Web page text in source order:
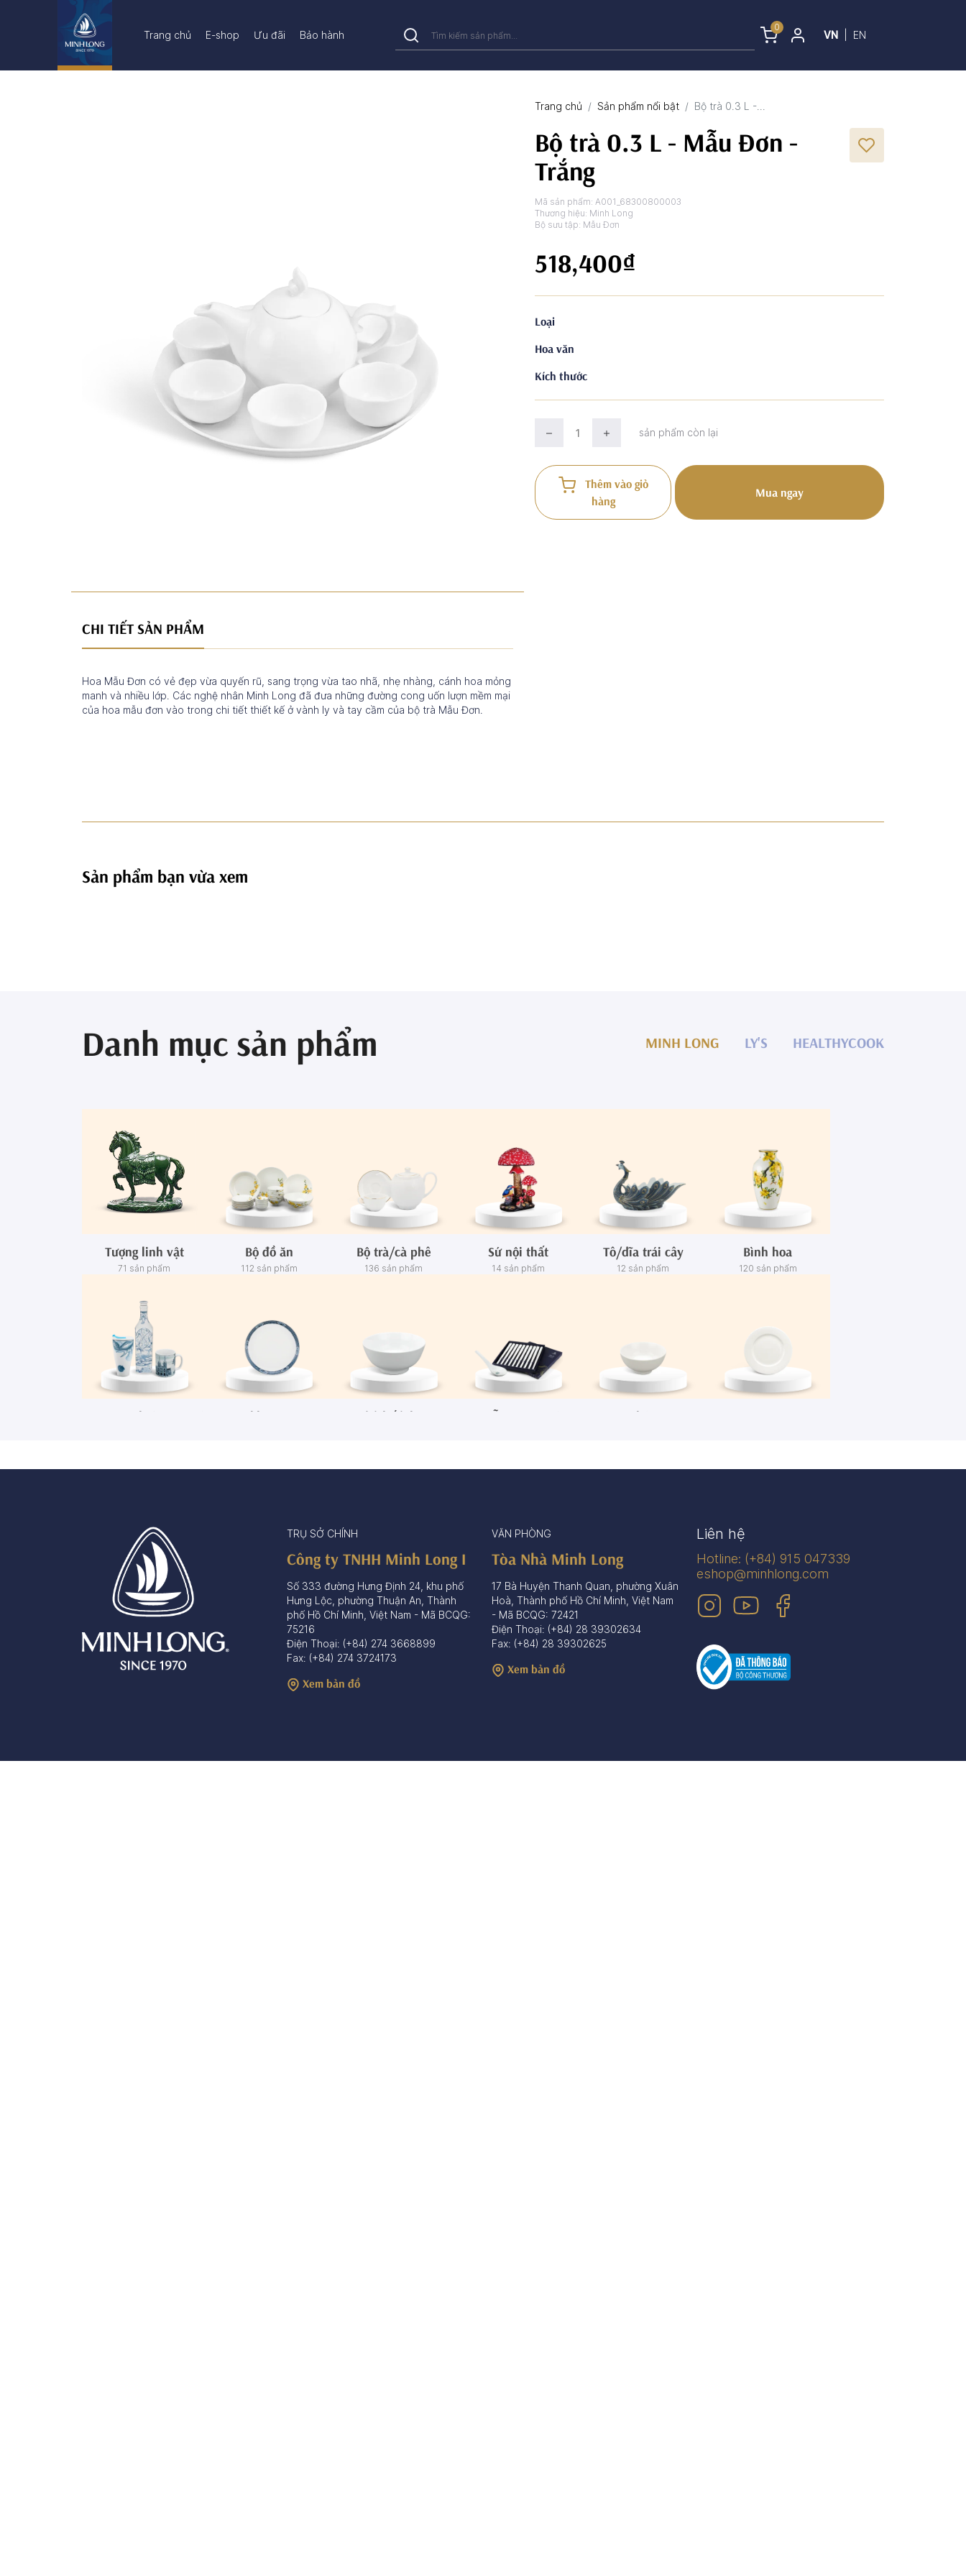
Trang chủ E-shop Ưu đãi Bảo hành
0
VN EN
Trang chủ Sản phẩm nổi bật Bộ trà 0.3 L -...
Bộ trà 0.3 L - Mẫu Đơn -
Trắng
Mã sản phẩm:A001_68300800003
Thương hiệu: Minh Long
Bộ sưu tập: Mẫu Đơn
518,400₫
Loại
Hoa văn
Kích thước
sản phẩm còn lại
Thêm vào giỏ
hàng
Mua ngay
CHI TIẾT SẢN PHẨM
Hoa Mẫu Đơn có vẻ đẹp vừa quyến rũ, sang trọng vừa tao nhã, nhẹ nhàng, cánh hoa mỏng
manh và nhiều lớp. Các nghệ nhân Minh Long đã đưa những đường cong uốn lượn mềm mại
của hoa mẫu đơn vào trong chi tiết thiết kế ở vành ly và tay cầm của bộ trà Mẫu Đơn.
Sản phẩm bạn vừa xem
Danh mục sản phẩm MINH LONG LY'S HEALTHYCOOK
Tượng linh vật
71 sản phẩm
Bộ đồ ăn
112 sản phẩm
Bộ trà/cà phê
136 sản phẩm
Sứ nội thất
14 sản phẩm
Tô/dĩa trái cây
12 sản phẩm
Bình hoa
120 sản phẩm
Ca - Ly - Chai - Hộp sứ Bộ khay rượu Tô/Thố/Khay Muỗng - Đũa sứ Chén
TRỤ SỞ CHÍNH
Công ty TNHH Minh Long I
Số 333 đường Hưng Định 24, khu phố
Hưng Lộc, phường Thuận An, Thành
phố Hồ Chí Minh, Việt Nam - Mã BCQG:
75216
Điện Thoại: (+84) 274 3668899
Fax: (+84) 274 3724173
Xem bản đồ
VĂN PHÒNG
Tòa Nhà Minh Long
17 Bà Huyện Thanh Quan, phường Xuân
Hoà, Thành phố Hồ Chí Minh, Việt Nam
- Mã BCQG: 72421
Điện Thoại: (+84) 28 39302634
Fax: (+84) 28 39302625
Xem bản đồ
Liên hệ
Hotline: (+84) 915 047339
eshop@minhlong.com